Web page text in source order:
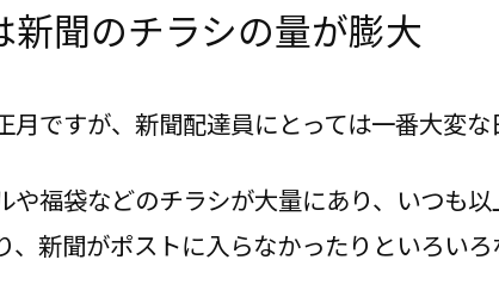
新聞のチラシの量が膨大
月ですが、新聞配達員にとっては一番大変な
や福袋などのチラシが大量にあり、いつも
、新聞がポストに入らなかったりといろいろ